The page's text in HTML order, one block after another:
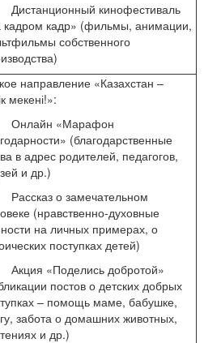
кинофестиваль
кадром кадр» (фильмы, анимации,
собственного
направление «Казахстан –
мекені!»:
«Марафон
(благодарственные
в адрес родителей, педагогов,
и др.)
о замечательном
(нравственно-духовные
на личных примерах, о
поступках детей)
«Поделись добротой»
постов о детских добрых
– помощь маме, бабушке,
забота о домашних животных,
и др.)